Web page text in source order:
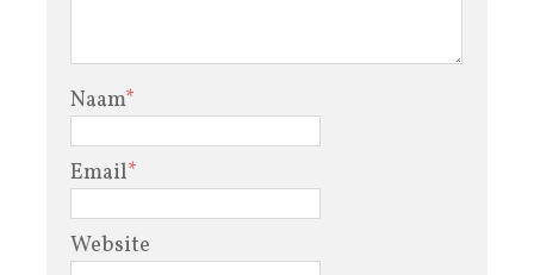
Naam*
Email*
Website